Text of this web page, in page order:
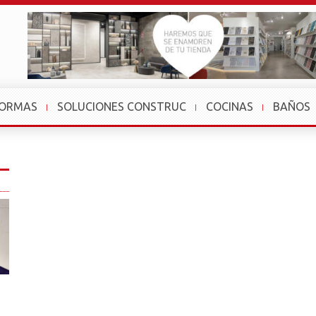
SOLUCIONES CONSTRUC COCINAS BAÑOS